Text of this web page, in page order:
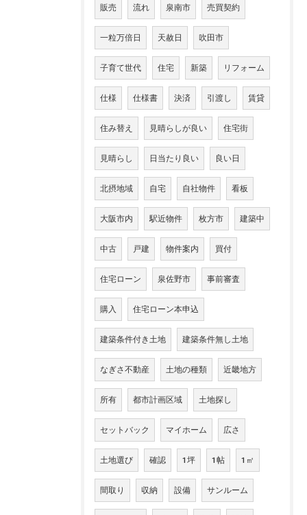
販売 流れ 泉南市 売買契約
一粒万倍日 天赦日 吹田市
子育て世代 住宅 新築 リフォーム
仕様 仕様書 決済 引渡し 賃貸
住み替え 見晴らしが良い 住宅街
見晴らし 日当たり良い 良い日
北摂地域 自宅 自社物件 看板
大阪市内 駅近物件 枚方市 建築中
中古 戸建 物件案内 買付
住宅ローン 泉佐野市 事前審査
購入 住宅ローン本申込
建築条件付き土地 建築条件無し土地
なぎさ不動産 土地の種類 近畿地方
所有 都市計画区域 土地探し
セットバック マイホーム 広さ
土地選び 確認 1坪 1帖 1㎡
間取り 収納 設備 サンルーム